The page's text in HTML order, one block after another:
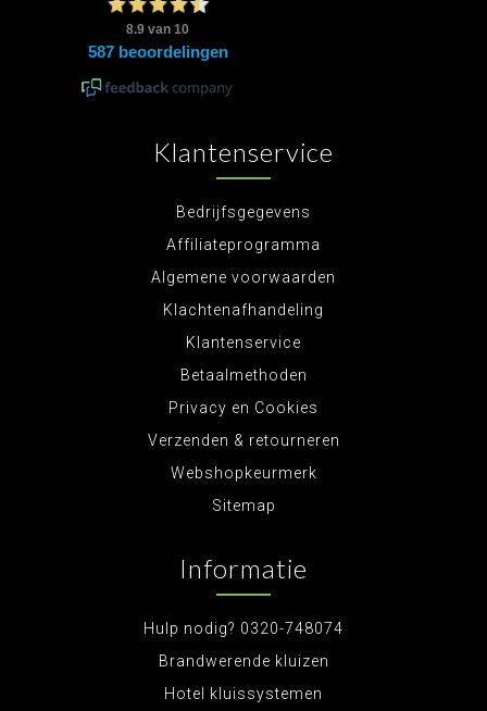
Klantenservice
Bedrijfsgegevens
Affiliateprogramma
Algemene voorwaarden
Klachtenafhandeling
Klantenservice
Betaalmethoden
Privacy en Cookies
Verzenden & retourneren
Webshopkeurmerk
Sitemap
Informatie
Hulp nodig? 0320-748074
Brandwerende kluizen
Hotel kluissystemen